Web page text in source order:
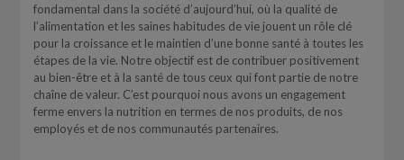
fondamental dans la société d’aujourd’hui, où la qualité de
l’alimentation et les saines habitudes de vie jouent un rôle clé
pour la croissance et le maintien d’une bonne santé à toutes les
étapes de la vie. Notre objectif est de contribuer positivement
au bien-être et à la santé de tous ceux qui font partie de notre
chaîne de valeur. C’est pourquoi nous avons un engagement
ferme envers la nutrition en termes de nos produits, de nos
employés et de nos communautés partenaires.